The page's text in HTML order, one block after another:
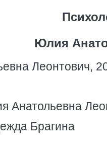
Юлия
Леонтович,
Анатольевна
Брагина